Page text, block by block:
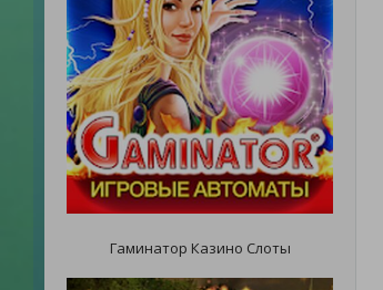
Гаминатор Казино Слоты